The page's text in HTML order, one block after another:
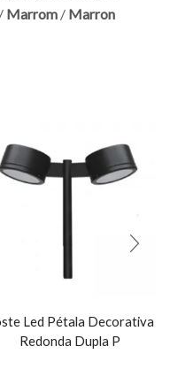
/ Marrom / Marron
Led Pétala Decorativa
Redonda Dupla P